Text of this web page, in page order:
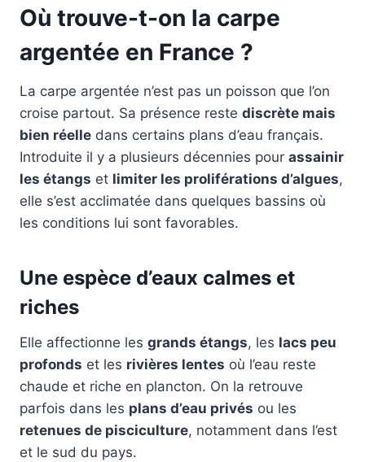
Où trouve-t-on la carpe
argentée en France ?
La carpe argentée n’est pas un poisson que l’on
croise partout. Sa présence reste discrète mais
bien réelle dans certains plans d’eau français.
Introduite il y a plusieurs décennies pour assainir
les étangs et limiter les proliférations d’algues,
elle s’est acclimatée dans quelques bassins où
les conditions lui sont favorables.
Une espèce d’eaux calmes et
riches
Elle affectionne les grands étangs, les lacs peu
profonds et les rivières lentes où l’eau reste
chaude et riche en plancton. On la retrouve
parfois dans les plans d’eau privés ou les
retenues de pisciculture, notamment dans l’est
et le sud du pays.